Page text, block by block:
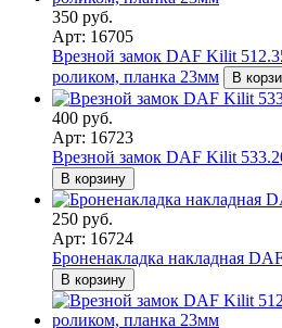
350 руб.
Арт: 16705
Врезной замок DAF Kilit
роликом, планка 23мм
В
400 руб.
Арт: 16723
Врезной замок DAF Kilit
В корзину
250 руб.
Арт: 16724
Броненакладка накладная
В корзину